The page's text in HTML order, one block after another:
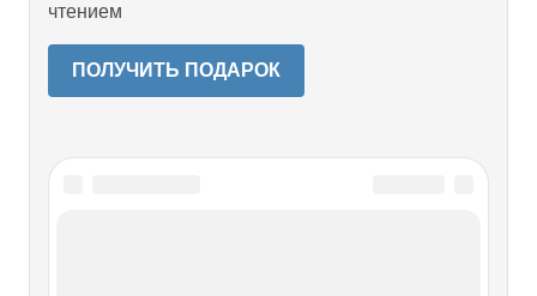
чтением
ПОЛУЧИТЬ ПОДАРОК